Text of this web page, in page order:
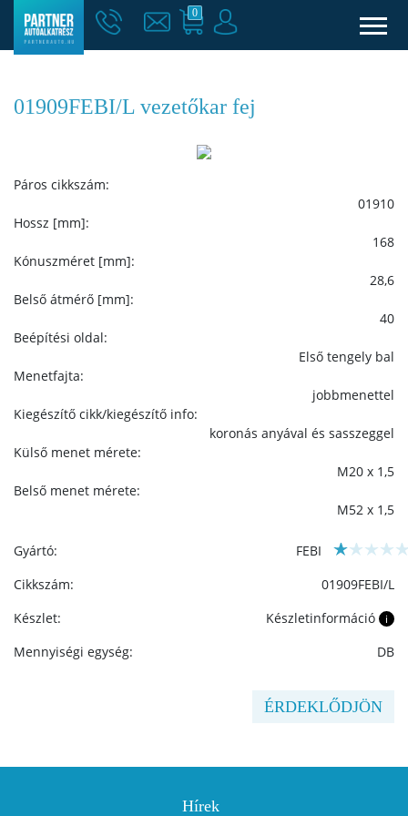
0
01909FEBI/L vezetőkar fej
Páros cikkszám:
01910
Hossz [mm]:
168
Kónuszméret [mm]:
28,6
Belső átmérő [mm]:
40
Beépítési oldal:
Első tengely bal
Menetfajta:
jobbmenettel
Kiegészítő cikk/kiegészítő info:
koronás anyával és sasszeggel
Külső menet mérete:
M20 x 1,5
Belső menet mérete:
M52 x 1,5
Gyártó:
FEBI
Cikkszám:
01909FEBI/L
Készlet:
Készletinformáció i
Mennyiségi egység: DB
ÉRDEKLŐDJÖN
Hírek